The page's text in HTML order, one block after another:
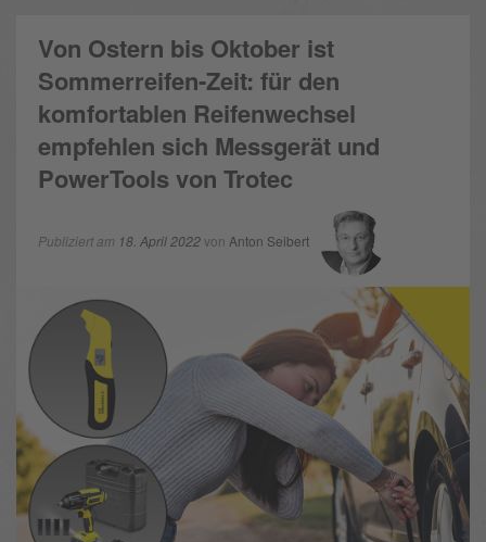
Von Ostern bis Oktober ist
Sommerreifen-Zeit: für den
komfortablen Reifenwechsel
empfehlen sich Messgerät und
PowerTools von Trotec
Publiziert am 18. April 2022von Anton Seibert